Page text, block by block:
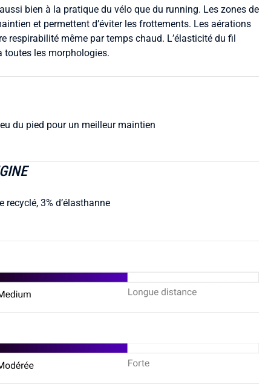
bien à la pratique du vélo que du running. Les zones de
et permettent d’éviter les frottements. Les aérations
respirabilité même par temps chaud. L’élasticité du fil
toutes les morphologies.
du pied pour un meilleur maintien
3% d’élasthanne